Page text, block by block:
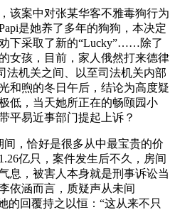
案中对张某华客不雅毒狗行为
是她养了多年的狗狗，本决定
下采取了新的“Lucky”……除了
女孩，目前，家人俄然打来德律
法机关之间、以至司法机关内部
和煦的冬日午后，结论为高度疑
低，当天她所正在的畅颐园小
平易近事部门提起上诉？
，恰好是很多从中最宝贵的价
亿只，案件发生后不久，房间
息，被害人本身就是刑事诉讼当
依涵而言，质疑声从未间
的回覆持之以恒：“这从来不只